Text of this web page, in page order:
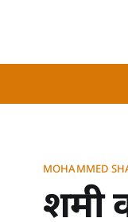
MOHAMMED
शमी